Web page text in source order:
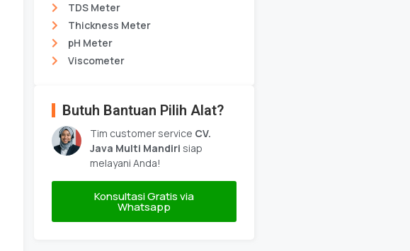
TDS Meter
Thickness Meter
pH Meter
Viscometer
Butuh Bantuan Pilih Alat?
Tim customer service CV.
Java Multi Mandiri siap
melayani Anda!
Konsultasi Gratis via
Whatsapp